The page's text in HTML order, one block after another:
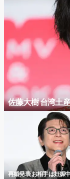
佐藤大樹 台湾土
再婚発表 お相手は妊娠中